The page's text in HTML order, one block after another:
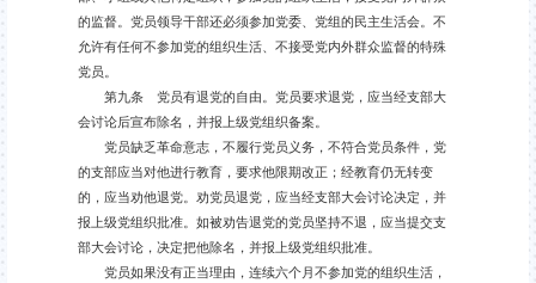
的监督。党员领导干部还必须参加党委、党组的民主生活会。不
允许有任何不参加党的组织生活、不接受党内外群众监督的特殊
党员。
第九条 党员有退党的自由。党员要求退党，应当经支部大
会讨论后宣布除名，并报上级党组织备案。
党员缺乏革命意志，不履行党员义务，不符合党员条件，党
的支部应当对他进行教育，要求他限期改正；经教育仍无转变
的，应当劝他退党。劝党员退党，应当经支部大会讨论决定，并
报上级党组织批准。如被劝告退党的党员坚持不退，应当提交支
部大会讨论，决定把他除名，并报上级党组织批准。
党员如果没有正当理由，连续六个月不参加党的组织生活，